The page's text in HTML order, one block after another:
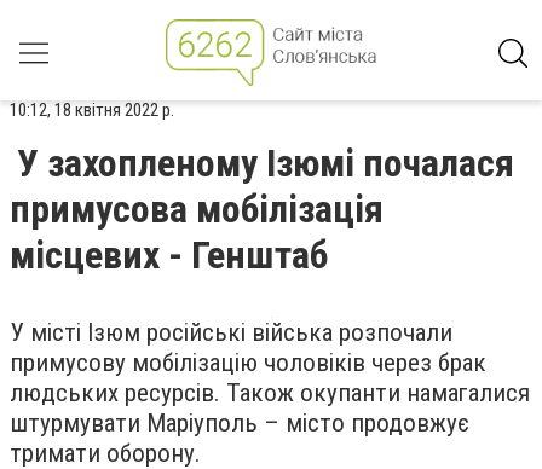
10:12, 18 квітня 2022 р.
У захопленому Ізюмі почалася
примусова мобілізація
місцевих - Генштаб
У місті Ізюм російські війська розпочали
примусову мобілізацію чоловіків через брак
людських ресурсів. Також окупанти намагалися
штурмувати Маріуполь – місто продовжує
тримати оборону.